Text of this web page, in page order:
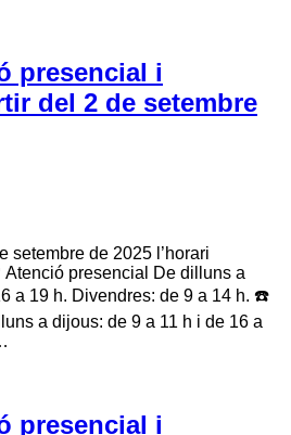
presencial i
del 2 de setembre
setembre de 2025 l’horari
Atenció presencial De dilluns a
a 19 h. Divendres: de 9 a 14 h. ☎️
a dijous: de 9 a 11 h i de 16 a
presencial i